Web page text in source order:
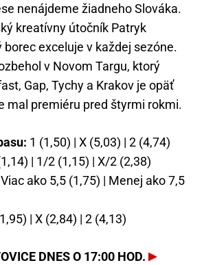
nenájdeme žiadneho Slováka.
kreatívny útočník Patryk
borec exceluje v každej sezóne.
v Novom Targu, ktorý
Gap, Tychy a Krakov je opäť
mal premiéru pred štyrmi rokmi.
1 (1,50) | X (5,03) | 2 (4,74)
| 1/2 (1,15) | X/2 (2,38)
Viac ako 5,5 (1,75) | Menej ako 7,5
| X (2,84) | 2 (4,13)
DNES O 17:00 HOD.